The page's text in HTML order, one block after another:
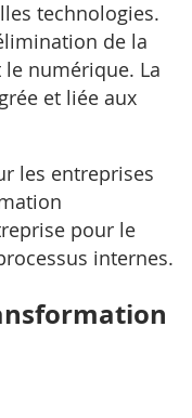
technologies.
de la
numérique. La
et liée aux
les entreprises
pour le
internes.